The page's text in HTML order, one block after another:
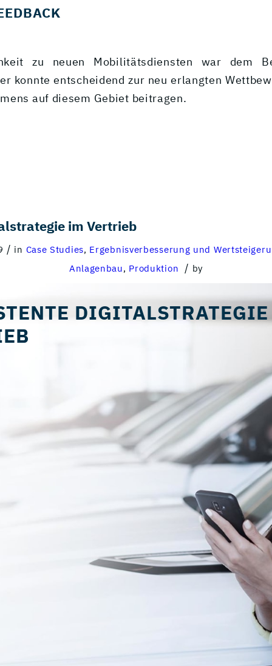
zu neuen Mobilitätsdiensten war dem
konnte entscheidend zur neu erlangten
auf diesem Gebiet beitragen.
im Vertrieb
/ in Case Studies, Ergebnisverbesserung und
Anlagenbau , Produktion / by